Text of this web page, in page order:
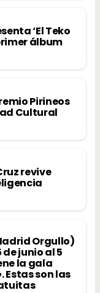
‘El Teko
álbum
Pirineos
Cultural
revive
Orgullo)
de junio al 5
la gala
Estas son las